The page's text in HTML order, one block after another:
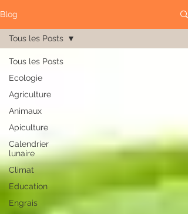
Blog
Tous les Posts
Ecologie
Agriculture
Animaux
Apiculture
Calendrier
lunaire
Climat
Education
Engrais
Tous les Posts